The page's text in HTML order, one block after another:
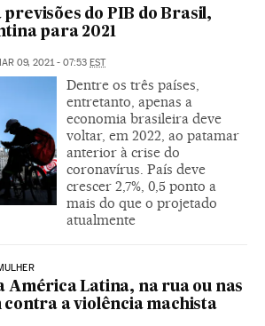
previsões do PIB do Brasil,
para 2021
09, 2021 - 07:53 EST
Dentre os três países,
entretanto, apenas a
economia brasileira deve
voltar, em 2022, ao patamar
anterior à crise do
coronavírus. País deve
crescer 2,7%, 0,5 ponto a
mais do que o projetado
atualmente
América Latina, na rua ou nas
contra a violência machista